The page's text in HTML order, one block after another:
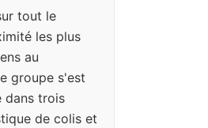
tout le
les plus
au
groupe s'est
dans trois
de colis et